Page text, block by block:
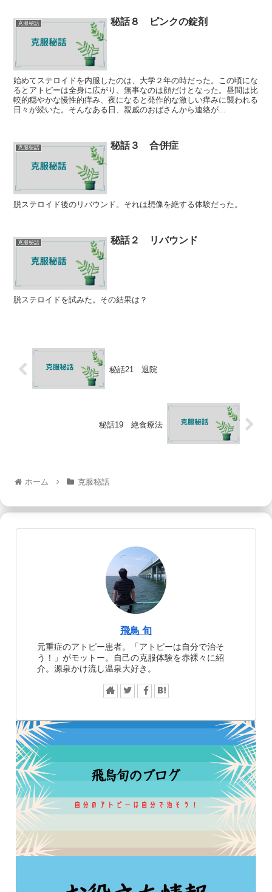
克服秘話 秘話８ ピンクの錠剤
始めてステロイドを内服したのは、大学２年の時だった。この頃にな
るとアトピーは全身に広がり、無事なのは顔だけとなった。昼間は比
較的穏やかな慢性的痒み、夜になると発作的な激しい痒みに襲われる
日々が続いた。そんなある日、親戚のおばさんから連絡が...
克服秘話 秘話３ 合併症
脱ステロイド後のリバウンド。それは想像を絶する体験だった。
克服秘話 秘話２ リバウンド
脱ステロイドを試みた。その結果は？
秘話21 退院
秘話19 絶食療法
ホーム 克服秘話
飛鳥 旬
元重症のアトピー患者。「アトピーは自分で治そ
う！」がモットー。自己の克服体験を赤裸々に紹
介。源泉かけ流し温泉大好き。